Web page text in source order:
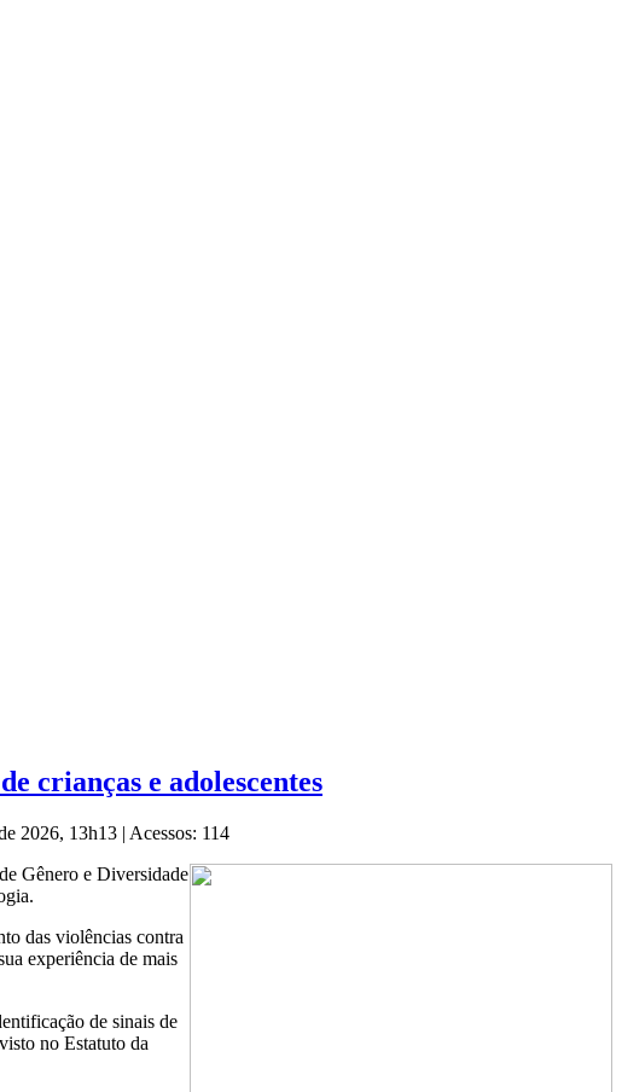
crianças e adolescentes
2026, 13h13 | Acessos: 114
Gênero e Diversidade
das violências contra
experiência de mais
de sinais de
no Estatuto da